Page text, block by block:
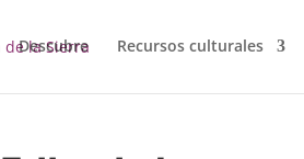
Descubre Recursos culturales